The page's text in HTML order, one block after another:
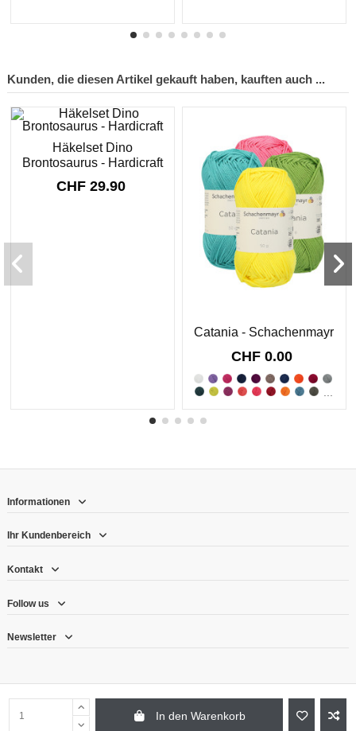
In den Warenkorb
Kunden, die diesen Artikel gekauft haben, kauften auch ...
Häkelset Dino
Brontosaurus - Hardicraft
CHF 29.90
Catania - Schachenmayr
CHF 0.00
Informationen
Ihr Kundenbereich
Kontakt
Follow us
Newsletter